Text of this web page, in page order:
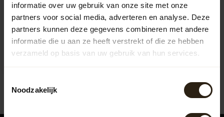
informatie over uw gebruik van onze site met onze
partners voor social media, adverteren en analyse. Deze
partners kunnen deze gegevens combineren met andere
informatie die u aan ze heeft verstrekt of die ze hebben
verzameld op basis van uw gebruik van hun services.
Noodzakelijk
Rotan
Regentonnen